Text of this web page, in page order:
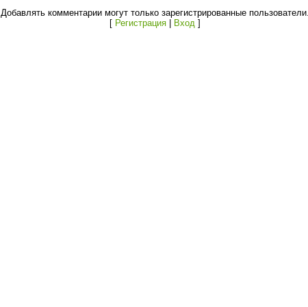
Добавлять комментарии могут только зарегистрированные
[ Регистрация| Вход]